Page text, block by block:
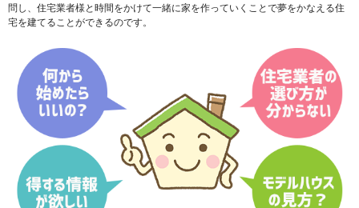
問し、住宅業者様と時間をかけて一緒に家を作っていくことで夢をかなえる住
宅を建てることができるのです。